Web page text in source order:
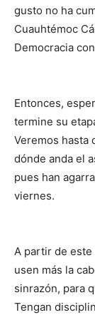
gusto no ha
Cuauhtémoc
Democracia
Entonces,
termine su
Veremos hasta
dónde anda el
pues han
viernes.
A partir de
usen más la
sinrazón, para
Tengan